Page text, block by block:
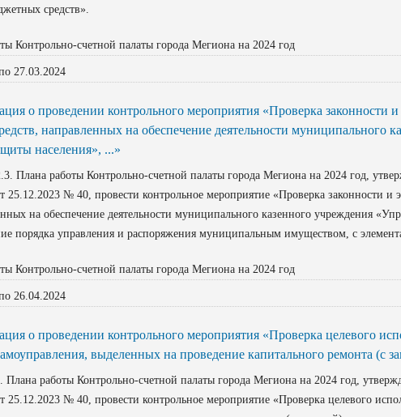
средств».
Контрольно-счетной палаты города Мегиона на 2024 год
27.03.2024
о проведении контрольного мероприятия «Проверка законности
направленных на обеспечение деятельности муниципального
населения», ...»
Плана работы Контрольно-счетной палаты города Мегиона на 2024 год,
25.12.2023 № 40, провести контрольное мероприятие «Проверка законности и
на обеспечение деятельности муниципального казенного учреждения
порядка управления и распоряжения муниципальным имуществом, с
Контрольно-счетной палаты города Мегиона на 2024 год
26.04.2024
о проведении контрольного мероприятия «Проверка целевого
выделенных на проведение капитального ремонта (с
Плана работы Контрольно-счетной палаты города Мегиона на 2024 год,
25.12.2023 № 40, провести контрольное мероприятие «Проверка целевого